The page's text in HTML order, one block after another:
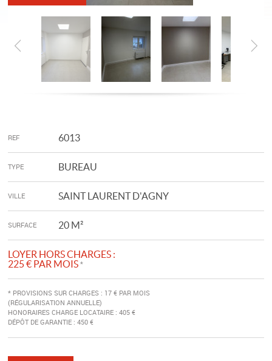
REF 6013
TYPE BUREAU
VILLE SAINT LAURENT D'AGNY
SURFACE 20 M²
LOYER HORS CHARGES :
225 € PAR MOIS*
* PROVISIONS SUR CHARGES : 17 € PAR MOIS
(RÉGULARISATION ANNUELLE)
HONORAIRES CHARGE LOCATAIRE : 405 €
DÉPÔT DE GARANTIE : 450 €